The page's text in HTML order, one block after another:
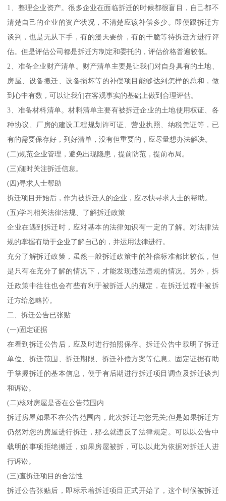
1、整理企业资产。很多企业在面临拆迁的时候都很盲目，自己都不
清楚自己的企业的资产状况，不清楚应该补偿多少。即便跟拆迁方
谈判，也是无从下手，有的漫天要价，有的干脆等待拆迁方进行评
估。但是评估公司都是拆迁方制定和委托的，评估价格普遍较低。
2、准备企业财产清单。财产清单主要是让我们对自身具有的土地、
房屋、设备搬迁、设备损坏等的补偿项目能够达到怎样的总和，做
到心中有数，可以让我们在客观事实的基础上做到合理评估。
3、准备材料清单。材料清单主要有被拆迁企业的土地使用权证、各
种协议、厂房的建设工程规划许可证、营业执照、纳税凭证等，已
有的需要保存好，列好清单，没有但重要的，应尽量想办法解决。
(二)规范企业管理，避免出现隐患，提前防范，提前布局。
(三)随时关注拆迁信息。
(四)寻求人士帮助
拆迁项目开始后，作为被拆迁人的企业，应尽快寻求人士的帮助。
(五)学习相关法律法规、了解拆迁政策
企业在遇到拆迁时，应对基本的法律知识有一定的了解。对法律法
规的掌握有助于企业了解自己的，并运用法律进行。
充分了解拆迁政策，虽然一般拆迁政策中的补偿标准都比较低，但
是只有在充分了解的情况下，才能发现违法违规的情况。另外，拆
迁政策中往往也会有些有利于被拆迁人的规定，在拆迁过程中被拆
迁方给忽略掉。
二、拆迁公告已张贴
(一)固定证据
在看到拆迁公告后，应及时进行拍照保存。拆迁公告中载明了拆迁
单位、拆迁范围、拆迁期限、拆迁补偿方案等信息。固定证据有助
于掌握拆迁的基本信息，便于有后期进行拆迁项目调查及拆迁谈判
和诉讼。
(二)核对房屋是否在公告范围内
拆迁房屋如果不在公告范围内，此次拆迁与您无关;但是如果拆迁方
仍然对您的房屋进行拆迁，那么就违反了法律规定。可以以公告中
载明的事项拒绝搬迁，如果房屋被拆，可以以此为依据对拆迁人进
行诉讼。
(三)查拆迁项目的合法性
拆迁公告张贴后，即标示着拆迁项目正式开始了，这个时候被拆迁